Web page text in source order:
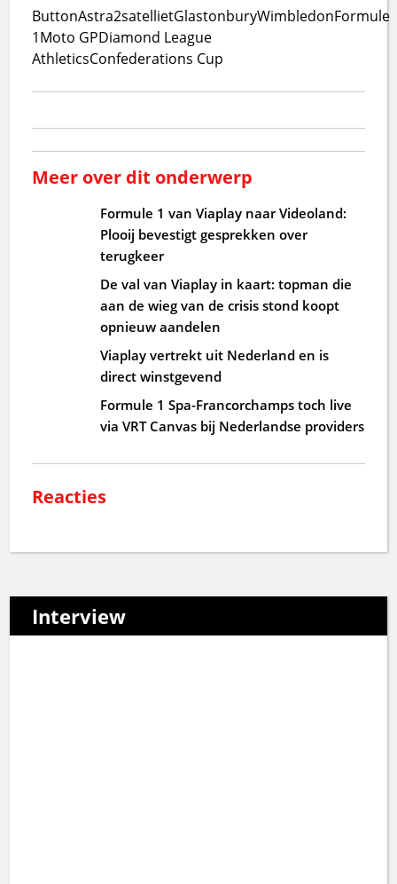
ButtonAstra2satellietGlastonburyWimbledonFormule
1Moto GPDiamond League
AthleticsConfederations Cup
Meer over dit onderwerp
Formule 1 van Viaplay naar Videoland:
Plooij bevestigt gesprekken over
terugkeer
De val van Viaplay in kaart: topman die
aan de wieg van de crisis stond koopt
opnieuw aandelen
Viaplay vertrekt uit Nederland en is
direct winstgevend
Formule 1 Spa-Francorchamps toch live
via VRT Canvas bij Nederlandse providers
Reacties
Interview